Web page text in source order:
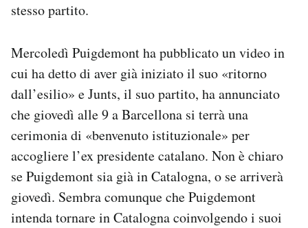
stesso partito.
Mercoledì Puigdemont ha pubblicato un video in
cui ha detto di aver già iniziato il suo «ritorno
dall’esilio» e Junts, il suo partito, ha annunciato
che giovedì alle 9 a Barcellona si terrà una
cerimonia di «benvenuto istituzionale» per
accogliere l’ex presidente catalano. Non è chiaro
se Puigdemont sia già in Catalogna, o se arriverà
giovedì. Sembra comunque che Puigdemont
intenda tornare in Catalogna coinvolgendo i suoi